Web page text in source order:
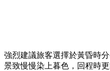
強烈建議旅客選擇於黃昏時
景致慢慢染上暮色，回程時